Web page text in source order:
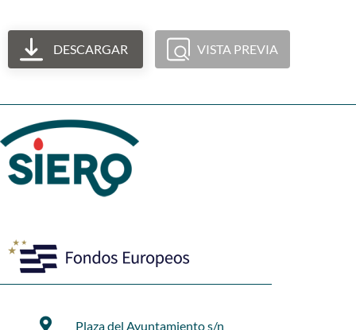
DESCARGAR VISTA PREVIA
Plaza del Ayuntamiento s/n